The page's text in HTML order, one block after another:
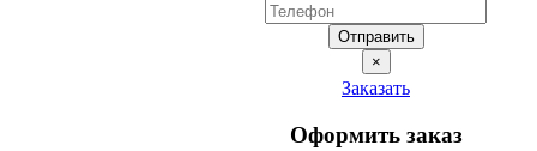
Отправить
×
Заказать
Оформить заказ